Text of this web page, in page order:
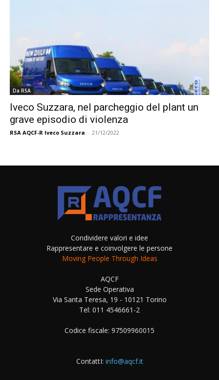
Da RSA
Iveco Suzzara, nel parcheggio del plant un
grave episodio di violenza
RSA AQCF-R Iveco Suzzara - 21/12/2022
Condividere valori e idee
Rappresentare e coinvolgere le persone
Moving People Through Ideas
AQCF
Sede Operativa
Via Santa Teresa, 19 - 10121 Torino
Tel: 011 4546661-2
Codice fiscale: 97509960015
ContattI: info@aqcf.it